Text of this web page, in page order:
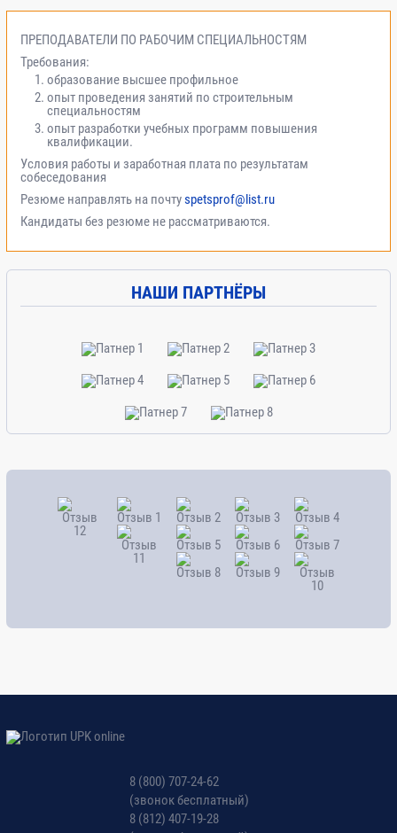
ПРЕПОДАВАТЕЛИ ПО РАБОЧИМ СПЕЦИАЛЬНОСТЯМ
Требования:
образование высшее профильное
опыт проведения занятий по строительным
специальностям
опыт разработки учебных программ повышения
квалификации.
Условия работы и заработная плата по результатам
собеседования
Резюме направлять на почтуspetsprof@list.ru
Кандидаты без резюме не рассматриваются.
НАШИ ПАРТНЁРЫ
8 (800) 707-24-62
(звонок бесплатный)
8 (812) 407-19-28